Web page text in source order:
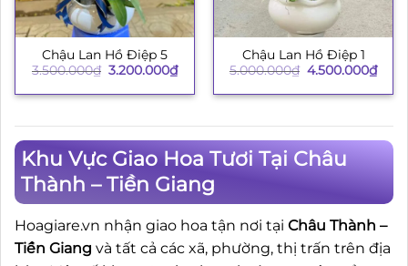
Chậu Lan Hồ Điệp 5
3.500.000₫ Giá
là:
3.200.000₫Giá
hiện
tại
Chậu Lan Hồ Điệp 1
5.000.000₫ Giá
là:
4.500.000₫Giá
hiện
tại
Khu Vực Giao Hoa Tươi Tại Châu
Thành – Tiền Giang
Hoagiare.vn nhận giao hoa tận nơi tại Châu Thành –
Tiền Giang và tất cả các xã, phường, thị trấn trên địa